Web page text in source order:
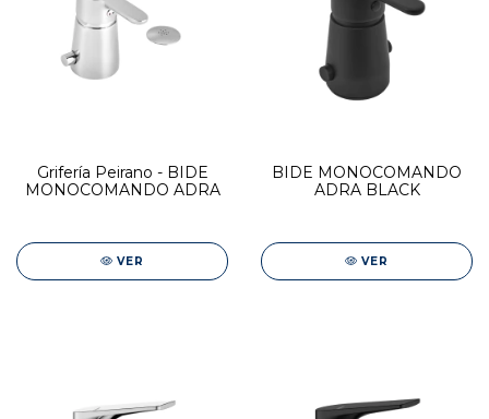
Grifería Peirano - BIDE
MONOCOMANDO ADRA
VER
BIDE MONOCOMANDO
ADRA BLACK
VER